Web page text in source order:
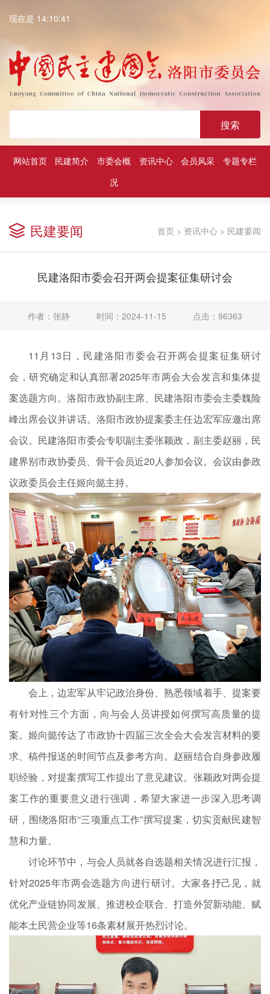
现在是 14:10:42
搜索
网站首页 民建简介
市委会概
况
资讯中心 会员风采 专题专栏
民建要闻 首页 > 资讯中心 > 民建要闻
民建洛阳市委会召开两会提案征集研讨会
作者：张静 时间：2024-11-15 点击：96363
11月13日，民建洛阳市委会召开两会提案征集研讨
会，研究确定和认真部署2025年市两会大会发言和集体提
案选题方向。洛阳市政协副主席、民建洛阳市委会主委魏险
峰出席会议并讲话。洛阳市政协提案委主任边宏军应邀出席
会议。民建洛阳市委会专职副主委张颖政，副主委赵丽，民
建界别市政协委员、骨干会员近20人参加会议。会议由参政
议政委员会主任姬向懿主持。
会上，边宏军从牢记政治身份、熟悉领域着手、提案要
有针对性三个方面，向与会人员讲授如何撰写高质量的提
案。姬向懿传达了市政协十四届三次全会大会发言材料的要
求、稿件报送的时间节点及参考方向。赵丽结合自身参政履
职经验，对提案撰写工作提出了意见建议。张颖政对两会提
案工作的重要意义进行强调，希望大家进一步深入思考调
研，围绕洛阳市“三项重点工作”撰写提案，切实贡献民建智
慧和力量。
讨论环节中，与会人员就各自选题相关情况进行汇报，
针对2025年市两会选题方向进行研讨。大家各抒己见，就
优化产业链协同发展、推进校企联合、打造外贸新动能、赋
能本土民营企业等16条素材展开热烈讨论。